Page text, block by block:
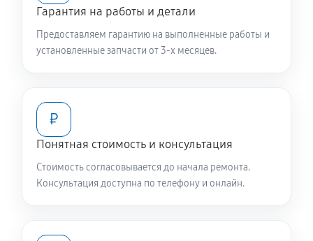
Чистка заливного фильтра-сеточки
Замена мотора вентилятора сушки
1040 руб 60 минут
Замена верхнего противовеса
Замена нижнего противовеса
Гарантия на работы и детали
Предоставляем гарантию на выполненные работы и
установленные запчасти от 3-х месяцев.
₽
Понятная стоимость и консультация
Стоимость согласовывается до начала ремонта.
Консультация доступна по телефону и онлайн.